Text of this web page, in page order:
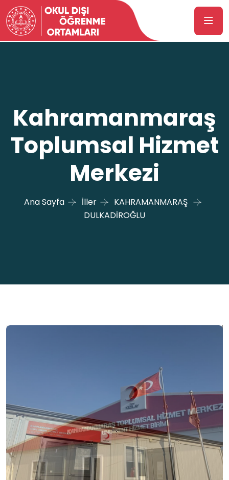
Kahramanmaraş
Toplumsal Hizmet
Merkezi
Ana Sayfa İller
KAHRAMANMARAŞ
DULKADİROĞLU